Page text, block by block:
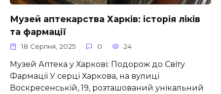
Музей аптекарства Харків: історія ліків
та фармації
18 Серпня, 2025 0 24
Музей Аптека у Харкові: Подорож до Світу
Фармації У серці Харкова, на вулиці
Воскресенській, 19, розташований унікальний